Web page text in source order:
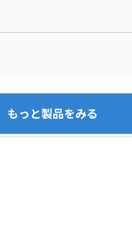
もっと製品をみる